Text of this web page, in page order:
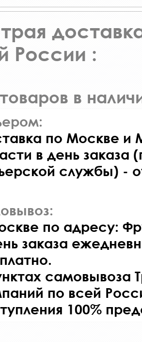
России :
в
по Москве и
в день заказа
службы) -
по адресу:
заказа
самовывоза
по всей
100%